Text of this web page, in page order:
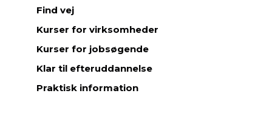
Find vej
Kurser for virksomheder
Kurser for jobsøgende
Klar til efteruddannelse
Praktisk information